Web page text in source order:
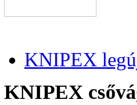
KNIPEX
KNIPEX